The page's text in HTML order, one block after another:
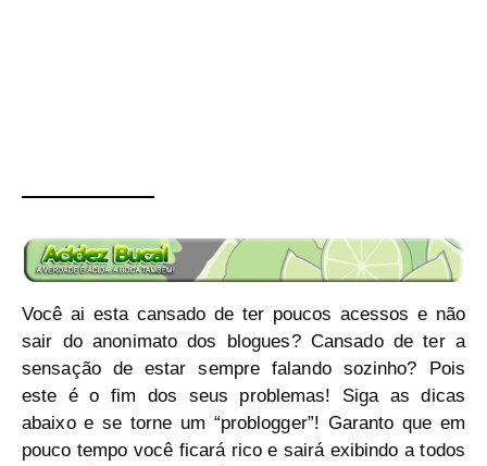
Você ai esta cansado de ter poucos acessos e não
sair do anonimato dos blogues? Cansado de ter a
sensação de estar sempre falando sozinho? Pois
este é o fim dos seus problemas! Siga as dicas
abaixo e se torne um “problogger”! Garanto que em
pouco tempo você ficará rico e sairá exibindo a todos